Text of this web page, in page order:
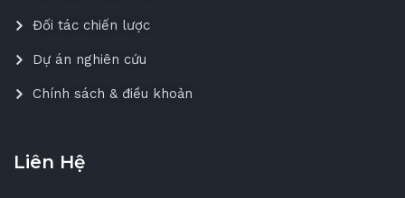
Đối tác chiến lược
Dự án nghiên cứu
Chính sách & điều khoản
Liên Hệ